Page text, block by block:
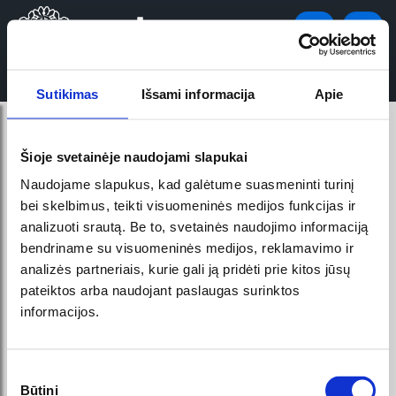
Sutikimas Išsami informacija Apie
Šioje svetainėje naudojami slapukai
Naudojame slapukus, kad galėtume suasmeninti turinį
bei skelbimus, teikti visuomeninės medijos funkcijas ir
analizuoti srautą. Be to, svetainės naudojimo informaciją
bendriname su visuomeninės medijos, reklamavimo ir
analizės partneriais, kurie gali ją pridėti prie kitos jūsų
pateiktos arba naudojant paslaugas surinktos
informacijos.
Būtini
Krepšelis
Krepšelis tuščias.
Grįžti į pagrindinį puslapį